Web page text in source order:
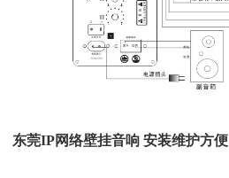
东莞IP网络壁挂音响 安装维护方便